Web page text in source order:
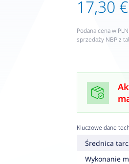
17,30 €
Podana cena w
sprzedaży NBP z
Kluczowe dane
Średnica
Wykonanie